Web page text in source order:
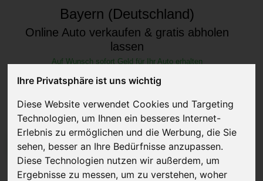
Ihre Privatsphäre ist uns wichtig
Diese Website verwendet Cookies und Targeting
Technologien, um Ihnen ein besseres Internet-
Erlebnis zu ermöglichen und die Werbung, die Sie
sehen, besser an Ihre Bedürfnisse anzupassen.
Diese Technologien nutzen wir außerdem, um
Ergebnisse zu messen, um zu verstehen, woher
Bayern (Deutschland)
Online Auto verkaufen & gratis abholen
lassen
Auf Wunsch sofort Geld für Ihr Auto erhalten
JETZT KOSTENLOSE BEWERTUNG
Kostenloses Angebotfür den Ankauf Ihres Autos inklusive der